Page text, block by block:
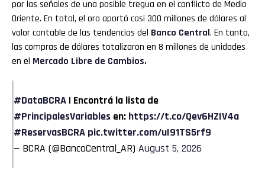
por las señales de una posible tregua en el conflicto de Medio
Oriente. En total, el oro aportó casi 300 millones de dólares al
valor contable de las tendencias del Banco Central. En tanto,
las compras de dólares totalizaron en 8 millones de unidades
en el Mercado Libre de Cambios.
#DataBCRA | Encontrá la lista de
#PrincipalesVariables en: https://t.co/Qev6HZIV4a
#ReservasBCRA pic.twitter.com/uI91TS5rf9
— BCRA (@BancoCentral_AR) August 5, 2026